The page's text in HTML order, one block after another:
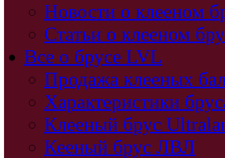
Новости о клееном
Статьи о клееном
Все о брусе LVL
Продажа клееных
Характеристики
Клееный брус
Кееный брус ЛВЛ